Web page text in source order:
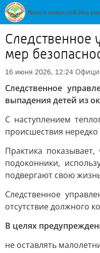
Следственное
мер
16 июня 2026, 12:24
Следственное
выпадения детей из
С наступлением
происшествия
Практика
подоконники,
подвергают свою
Следственное
отсутствие должного
В целях
не оставлять